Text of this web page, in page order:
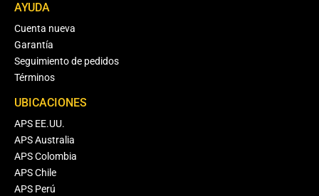
AYUDA
Cuenta nueva
Garantía
Seguimiento de pedidos
Términos
UBICACIONES
APS EE.UU.
APS Australia
APS Colombia
APS Chile
APS Perú